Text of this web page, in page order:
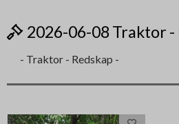
2026-06-08 Traktor -
- Traktor - Redskap -